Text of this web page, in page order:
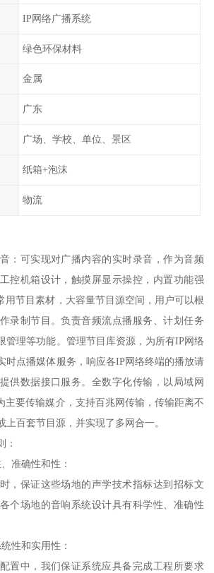
IP网络广播系统
绿色环保材料
金属
广东
广场、学校、单位、景区
纸箱+泡沫
物流
：可实现对广播内容的实时录音，作为音频
控机箱设计，触摸屏显示操控，内置功能强
用节目素材，大容量节目源空间，用户可以根
录制节目。负责音频流点播服务、计划任务
管理等功能。管理节目库资源，为所有IP网络
时点播媒体服务，响应各IP网络终端的播放请
供数据接口服务。全数字化传输，以局域网
主要传输媒介，支持百兆网传输，传输距离不
上百套节目源，并实现了多网合一。
：
准确性和性：
，保证这些场地的声学技术指标达到招标文
个场地的音响系统设计具有科学性、准确性
性和实用性：
置中，我们保证系统应具备完成工程所要求